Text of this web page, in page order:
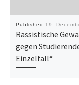
Published 19.
Rassistische
gegen
Einzelfall“